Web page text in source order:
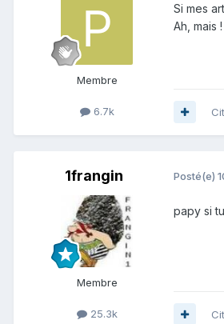
Membre
6.7k
Si mes
Ah, mais !
1frangin
Membre
25.3k
Posté(e)
papy si tu